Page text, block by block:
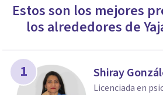
Estos son los mejores
los alrededores de
1 Shiray
Licenciada en